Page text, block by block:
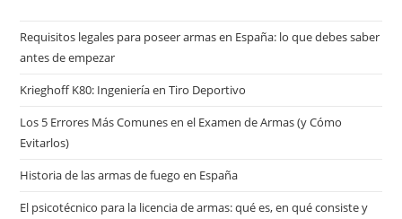
Requisitos legales para poseer armas en España: lo que debes saber
antes de empezar
Krieghoff K80: Ingeniería en Tiro Deportivo
Los 5 Errores Más Comunes en el Examen de Armas (y Cómo
Evitarlos)
Historia de las armas de fuego en España
El psicotécnico para la licencia de armas: qué es, en qué consiste y